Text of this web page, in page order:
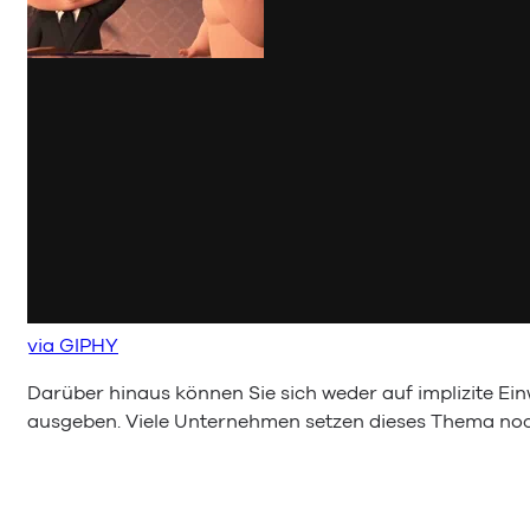
via GIPHY
Darüber hinaus können Sie sich weder auf implizite
ausgeben. Viele Unternehmen setzen dieses Thema